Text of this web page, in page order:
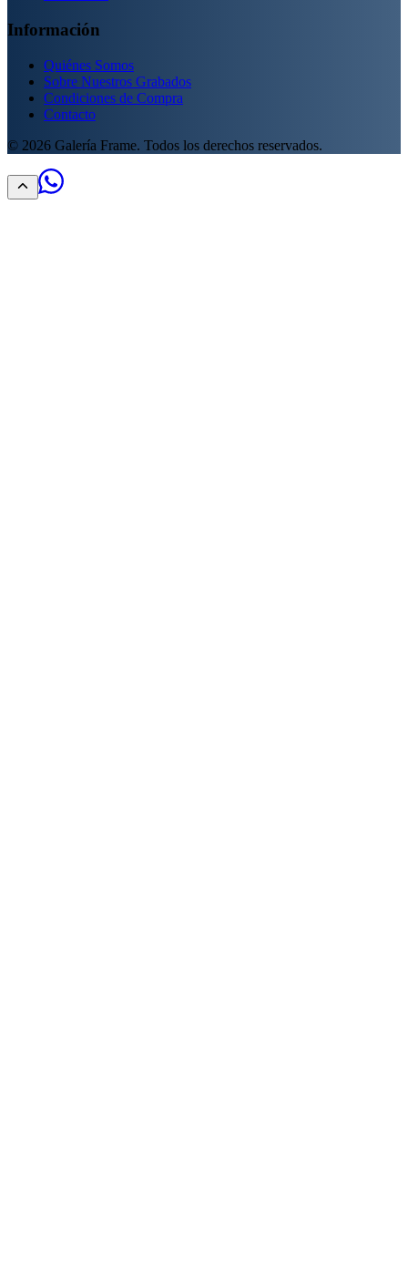
Información
Quiénes Somos
Sobre Nuestros Grabados
Condiciones de Compra
Contacto
© 2026 Galería Frame. Todos los derechos reservados.